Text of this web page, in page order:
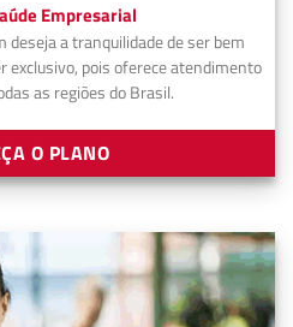
Empresarial
deseja a tranquilidade de ser bem
exclusivo, pois oferece atendimento
as regiões do Brasil.
O PLANO